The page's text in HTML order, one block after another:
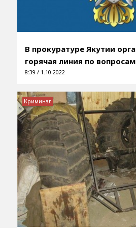
В прокуратуре Якутии
горячая линия по
8:39 / 1.10.2022
Криминал